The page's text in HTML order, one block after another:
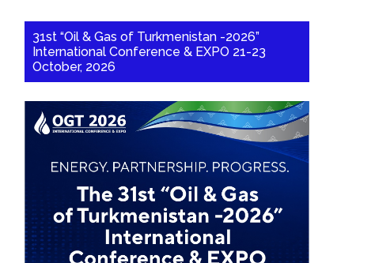
31st “Oil & Gas of Turkmenistan -2026”
International Conference & EXPO 21-23
October, 2026